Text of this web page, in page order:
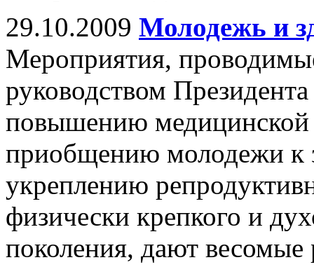
29.10.2009 Молодежь и
Мероприятия,
руководством
повышению медицинской
приобщению молодежи к
укреплению
физически крепкого и
поколения, дают весомые